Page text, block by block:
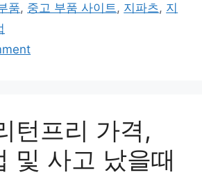
품, 중고 부품 사이트, 지파츠, 지
턴프리 가격,
및 사고 났을때